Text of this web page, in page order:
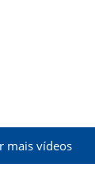
mais vídeos